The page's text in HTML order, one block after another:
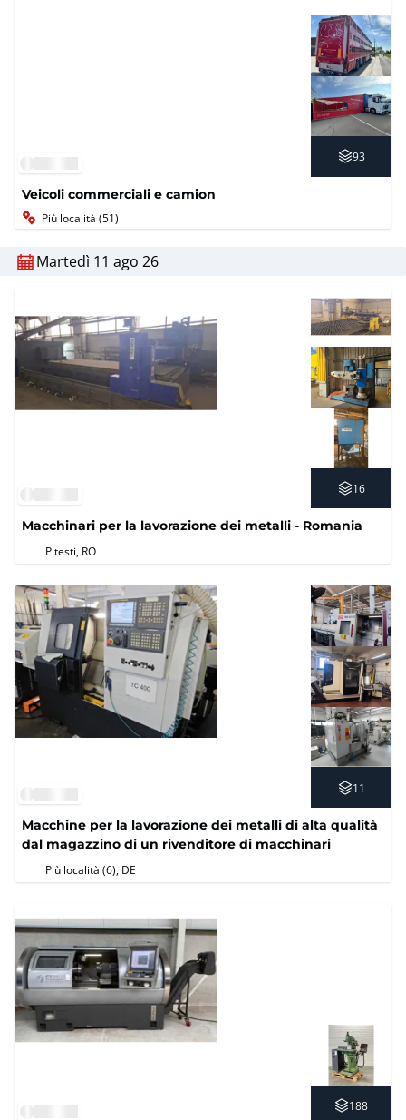
93
Veicoli commerciali e camion
Più località (51)
Martedì 11 ago 26
16
Macchinari per la lavorazione dei metalli - Romania
Pitesti, RO
11
Macchine per la lavorazione dei metalli di alta qualità
dal magazzino di un rivenditore di macchinari
Più località (6) , DE
188